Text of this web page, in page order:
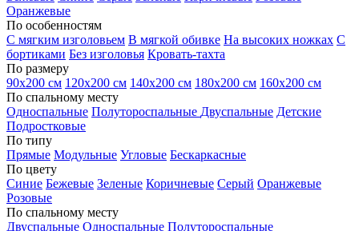
Оранжевые
По особенностям
С мягким изголовьем В мягкой обивке На высоких ножках С
бортиками Без изголовья Кровать-тахта
По размеру
90х200 см 120х200 см 140х200 см 180х200 см 160х200 см
По спальному месту
Односпальные Полутороспальные Двуспальные Детские
Подростковые
По типу
Прямые Модульные Угловые Бескаркасные
По цвету
Синие Бежевые Зеленые Коричневые Серый Оранжевые
Розовые
По спальному месту
Двуспальные Односпальные Полутороспальные